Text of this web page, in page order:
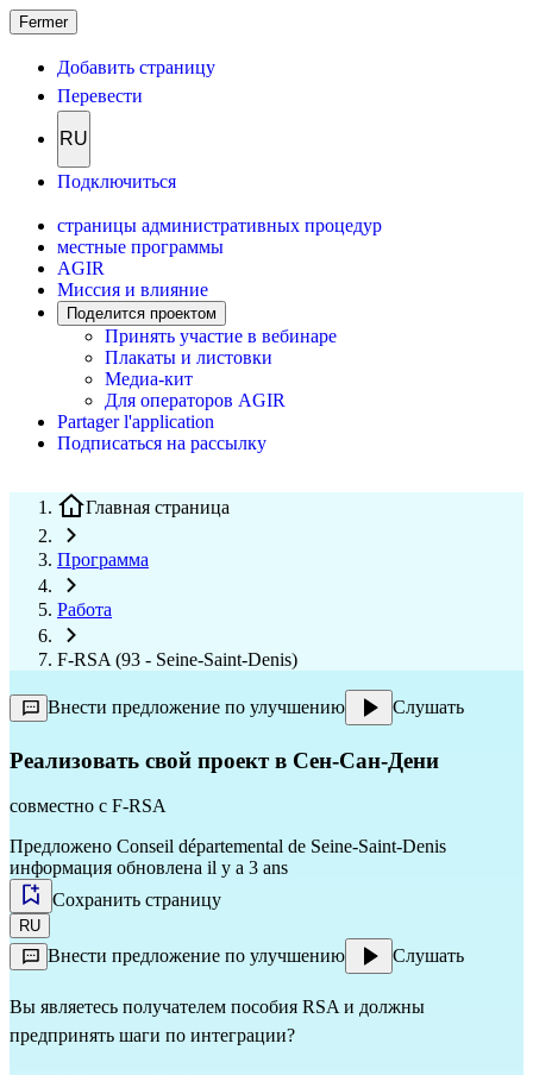
Fermer
Добавить страницу
Перевести
RU
Подключиться
страницы административных процедур
местные программы
AGIR
Миссия и влияние
Поделится проектом
Принять участие в вебинаре
Плакаты и листовки
Медиа-кит
Для операторов AGIR
Partager l'application
Подписаться на рассылку
Главная страница
Программа
Работа
F-RSA (93 - Seine-Saint-Denis)
Внести предложение по улучшению Слушать
Реализовать свой проект в Сен-Сан-Дени
совместно с F-RSA
Предложено Conseil départemental de Seine-Saint-Denis
информация обновлена il y a 3 ans
Сохранить страницу
RU
Внести предложение по улучшению Слушать
Вы являетесь получателем пособия RSA и должны
предпринять шаги по интеграции?